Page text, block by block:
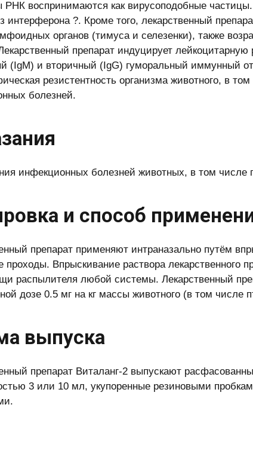
РНК воспринимаются как вирусоподобные
интерферона ?. Кроме того, лекарственный
органов (тимуса и селезенки), также
препарат индуцирует
(IgM) и вторичный (IgG) гуморальный иммунный
резистентность организма животного, в
болезней.
инфекционных болезней животных, в том числе
и способ
препарат применяют интраназально путём
проходы. Впрыскивание раствора лекарственного
распылителя любой системы. Лекарственный
дозе 0.5 мг на кг массы животного (в том числе
выпуска
препарат Виталанг-2 выпускают
3 или 10 мл, укупоренные резиновыми